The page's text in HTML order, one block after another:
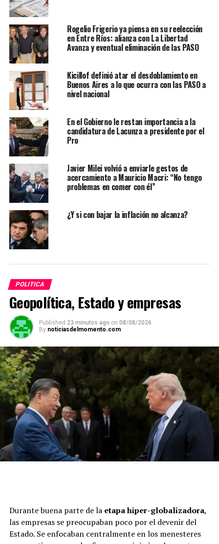
Rogelio Frigerio ya piensa en su reelección
en Entre Ríos: alianza con La Libertad
Avanza y eventual eliminación de las PASO
Kicillof definió atar el desdoblamiento en
Buenos Aires a lo que ocurra con las PASO a
nivel nacional
En el Gobierno le restan importancia a la
candidatura de Lacunza a presidente por el
Pro
Javier Milei volvió a enviarle gestos de
acercamiento a Mauricio Macri: “No tengo
problemas en comer con él”
¿Y si con bajar la inflación no alcanza?
POLITICA
Geopolítica, Estado y empresas
Published 23 minutos ago on 08/08/2026
By noticiasdelmomento.com
Durante buena parte de la etapa hiper-globalizadora,
las empresas se preocupaban poco por el devenir del
Estado. Se enfocaban centralmente en los menesteres